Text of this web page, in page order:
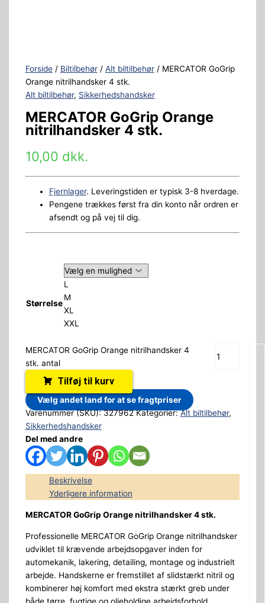
Forside/ Biltilbehør/ Alt biltilbehør/ MERCATOR GoGrip
Orange nitrilhandsker 4 stk.
Alt biltilbehør, Sikkerhedshandsker
MERCATOR GoGrip Orange
nitrilhandsker 4 stk.
10,00 dkk.
Fjernlager. Leveringstiden er typisk 3-8 hverdage.
Pengene trækkes først fra din konto når ordren er
afsendt og på vej til dig.
Størrelse
L
M
XL
XXL
MERCATOR GoGrip Orange nitrilhandsker 4
stk. antal
Tilføj til kurv
Vælg andet land for at se fragtpriser
Varenummer (SKU):327962 Kategorier:Alt biltilbehør,
Sikkerhedshandsker
Del med andre
Beskrivelse
Yderligere information
MERCATOR GoGrip Orange nitrilhandsker 4 stk.
Professionelle MERCATOR GoGrip Orange nitrilhandsker
udviklet til krævende arbejdsopgaver inden for
automekanik, lakering, detailing, montage og industrielt
arbejde. Handskerne er fremstillet af slidstærkt nitril og
kombinerer høj komfort med ekstra stærkt greb under
både tørre, fugtige og olieholdige arbejdsforhold.